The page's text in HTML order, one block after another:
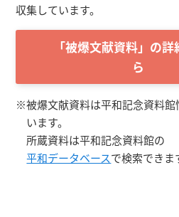
収集しています。
「被爆文献資料」の
ら
※被爆文献資料は平和記念資料館
います。
所蔵資料は平和記念資料館の
平和データベースで検索できま